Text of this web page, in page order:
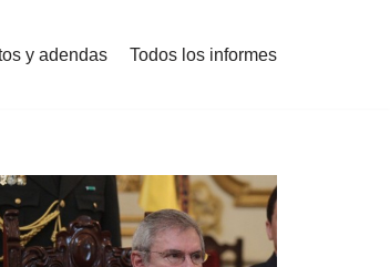
y adendas Todos los informes